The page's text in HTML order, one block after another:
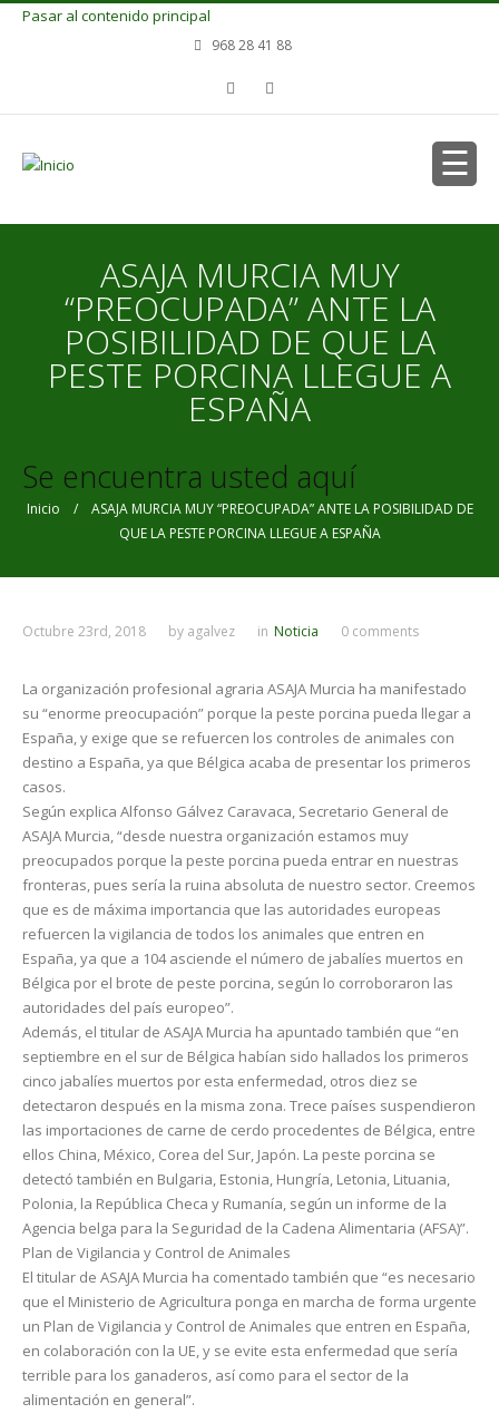
Pasar al contenido principal
968 28 41 88
ASAJA MURCIA MUY
“PREOCUPADA” ANTE LA
POSIBILIDAD DE QUE LA
PESTE PORCINA LLEGUE A
ESPAÑA
Se encuentra usted aquí
Inicio / ASAJA MURCIA MUY “PREOCUPADA” ANTE LA POSIBILIDAD DE
QUE LA PESTE PORCINA LLEGUE A ESPAÑA
Octubre 23rd, 2018 by agalvez in Noticia 0 comments
La organización profesional agraria ASAJA Murcia ha manifestado
su “enorme preocupación” porque la peste porcina pueda llegar a
España, y exige que se refuercen los controles de animales con
destino a España, ya que Bélgica acaba de presentar los primeros
casos.
Según explica Alfonso Gálvez Caravaca, Secretario General de
ASAJA Murcia, “desde nuestra organización estamos muy
preocupados porque la peste porcina pueda entrar en nuestras
fronteras, pues sería la ruina absoluta de nuestro sector. Creemos
que es de máxima importancia que las autoridades europeas
refuercen la vigilancia de todos los animales que entren en
España, ya que a 104 asciende el número de jabalíes muertos en
Bélgica por el brote de peste porcina, según lo corroboraron las
autoridades del país europeo”.
Además, el titular de ASAJA Murcia ha apuntado también que “en
septiembre en el sur de Bélgica habían sido hallados los primeros
cinco jabalíes muertos por esta enfermedad, otros diez se
detectaron después en la misma zona. Trece países suspendieron
las importaciones de carne de cerdo procedentes de Bélgica, entre
ellos China, México, Corea del Sur, Japón. La peste porcina se
detectó también en Bulgaria, Estonia, Hungría, Letonia, Lituania,
Polonia, la República Checa y Rumanía, según un informe de la
Agencia belga para la Seguridad de la Cadena Alimentaria (AFSA)”.
Plan de Vigilancia y Control de Animales
El titular de ASAJA Murcia ha comentado también que “es necesario
que el Ministerio de Agricultura ponga en marcha de forma urgente
un Plan de Vigilancia y Control de Animales que entren en España,
en colaboración con la UE, y se evite esta enfermedad que sería
terrible para los ganaderos, así como para el sector de la
alimentación en general”.